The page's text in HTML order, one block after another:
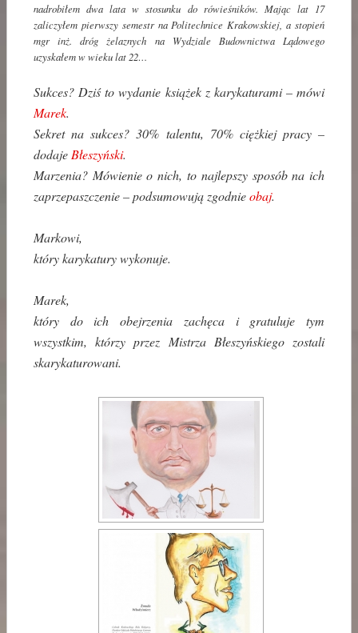
nadrobiłem dwa lata w stosunku do rówieśników. Mając lat 17
zaliczyłem pierwszy semestr na Politechnice Krakowskiej, a stopień
mgr inż. dróg żelaznych na Wydziale Budownictwa Lądowego
uzyskałem w wieku lat 22…
Sukces? Dziś to wydanie książek z karykaturami – mówi
Marek.
Sekret na sukces? 30% talentu, 70% ciężkiej pracy –
dodaje Błeszyński.
Marzenia? Mówienie o nich, to najlepszy sposób na ich
zaprzepaszczenie – podsumowują zgodnieobaj.
Markowi,
który karykatury wykonuje.
Marek,
który do ich obejrzenia zachęca i gratuluje tym
wszystkim, którzy przez Mistrza Błeszyńskiego zostali
skarykaturowani.